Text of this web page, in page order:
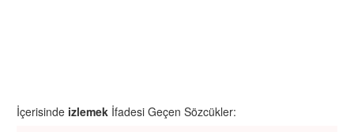
İçerisinde izlemek İfadesi Geçen Sözcükler: